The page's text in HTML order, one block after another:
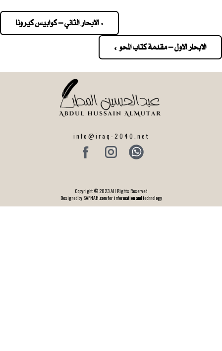
navigation
« الابحار الثاني – كوابيس كيرونا
الابحار الاول – مقدمة كتاب المحو »
info@iraq-2040.net
Copyright © 2023 All Rights Reserved
Designed by SAFNAH.com for information and technology